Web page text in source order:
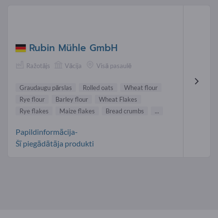
Rubin Mühle GmbH
Ražotājs Vācija Visā pasaulē
Graudaugu pārslas Rolled oats
Wheat flour
Rye flour
Barley flour
Wheat Flakes
Rye flakes
Maize flakes Bread crumbs ...
Papildinformācija-
Šī piegādātāja produkti